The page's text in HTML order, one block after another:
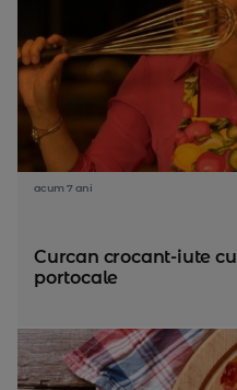
acum 7 ani
Curcan crocant-iute
portocale